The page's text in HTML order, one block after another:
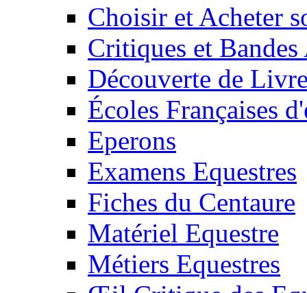
Choisir et Acheter
Critiques et
Découverte de
Écoles Françaises
Eperons
Examens Equestres
Fiches du Centaure
Matériel Equestre
Métiers Equestres